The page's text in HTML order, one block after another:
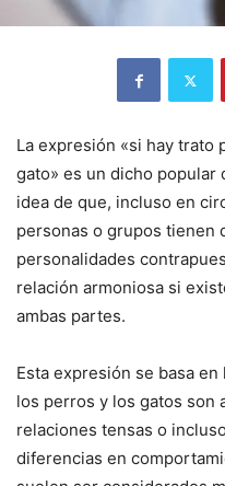
La expresión «si hay trato
gato» es un dicho popular
idea de que, incluso en
personas o grupos tienen
personalidades
relación armoniosa si
ambas partes.
Esta expresión se basa
los perros y los gatos son
relaciones tensas o
diferencias en